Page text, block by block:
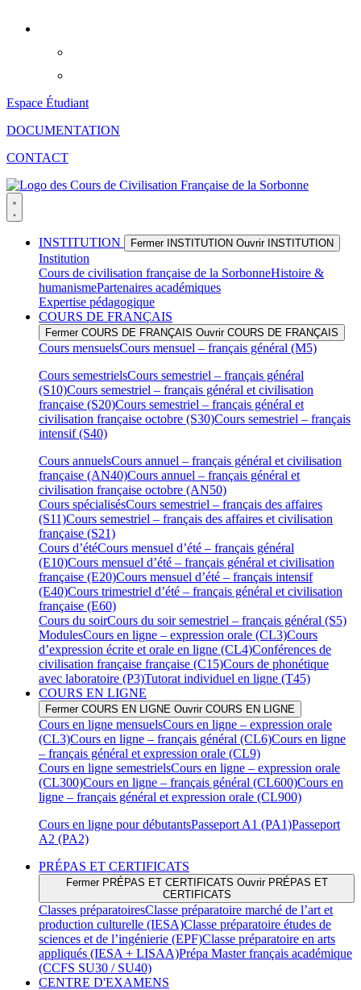
Espace Étudiant
DOCUMENTATION
CONTACT
INSTITUTION Fermer INSTITUTION Ouvrir INSTITUTION
Institution
Cours de civilisation française de la SorbonneHistoire &
humanismePartenaires académiques
Expertise pédagogique
COURS DE FRANÇAIS
Fermer COURS DE FRANÇAIS Ouvrir COURS DE FRANÇAIS
Cours mensuelsCours mensuel – français général (M5)
Cours semestrielsCours semestriel – français général
(S10)Cours semestriel – français général et civilisation
française (S20)Cours semestriel – français général et
civilisation française octobre (S30)Cours semestriel – français
intensif (S40)
Cours annuelsCours annuel – français général et civilisation
française (AN40)Cours annuel – français général et
civilisation française octobre (AN50)
Cours spécialisésCours semestriel – français des affaires
(S11)Cours semestriel – français des affaires et civilisation
française (S21)
Cours d’étéCours mensuel d’été – français général
(E10)Cours mensuel d’été – français général et civilisation
française (E20)Cours mensuel d’été – français intensif
(E40)Cours trimestriel d’été – français général et civilisation
française (E60)
Cours du soirCours du soir semestriel – français général (S5)
ModulesCours en ligne – expression orale (CL3)Cours
d’expression écrite et orale en ligne (CL4)Conférences de
civilisation française française (C15)Cours de phonétique
avec laboratoire (P3)Tutorat individuel en ligne (T45)
COURS EN LIGNE
Fermer COURS EN LIGNE Ouvrir COURS EN LIGNE
Cours en ligne mensuelsCours en ligne – expression orale
(CL3)Cours en ligne – français général (CL6)Cours en ligne
– français général et expression orale (CL9)
Cours en ligne semestrielsCours en ligne – expression orale
(CL300)Cours en ligne – français général (CL600)Cours en
ligne – français général et expression orale (CL900)
Cours en ligne pour débutantsPasseport A1 (PA1)Passeport
A2 (PA2)
PRÉPAS ET CERTIFICATS
Fermer PRÉPAS ET CERTIFICATS Ouvrir PRÉPAS ET
CERTIFICATS
Classes préparatoiresClasse préparatoire marché de l’art et
production culturelle (IESA)Classe préparatoire études de
sciences et de l’ingénierie (EPF)Classe préparatoire en arts
appliqués (IESA + LISAA)Prépa Master français académique
(CCFS SU30 / SU40)
CENTRE D'EXAMENS